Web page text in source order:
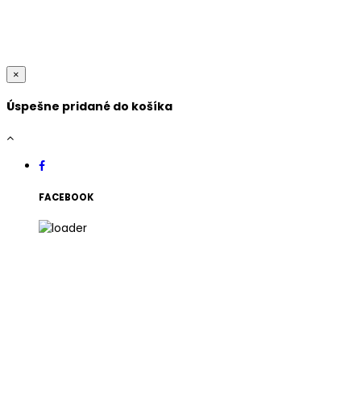
×
Úspešne pridané do košíka
FACEBOOK